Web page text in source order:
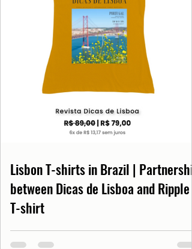
Lisbon T-shirts in Brazil | Partnership
between Dicas de Lisboa and Ripple
T-shirt